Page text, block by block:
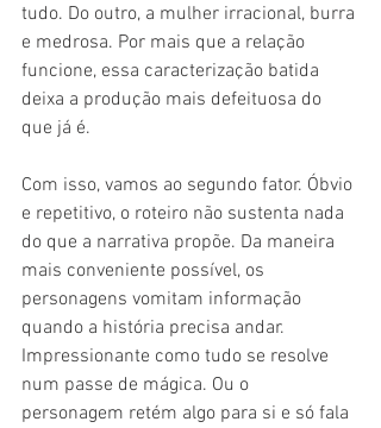
tudo. Do outro, a mulher irracional, burra
e medrosa. Por mais que a relação
funcione, essa caracterização batida
deixa a produção mais defeituosa do
que já é.
Com isso, vamos ao segundo fator. Óbvio
e repetitivo, o roteiro não sustenta nada
do que a narrativa propõe. Da maneira
mais conveniente possível, os
personagens vomitam informação
quando a história precisa andar.
Impressionante como tudo se resolve
num passe de mágica. Ou o
personagem retém algo para si e só fala